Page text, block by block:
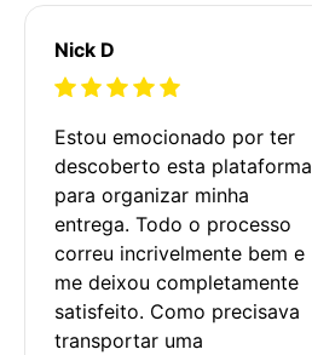
Nick D
Estou emocionado por ter
descoberto esta plataforma
para organizar minha
entrega. Todo o processo
correu incrivelmente bem e
me deixou completamente
satisfeito. Como precisava
transportar uma